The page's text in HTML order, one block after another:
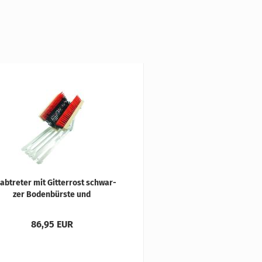
mit Git­ter­rost schwar­
zer Bo­den­bürs­te und
86,95 EUR